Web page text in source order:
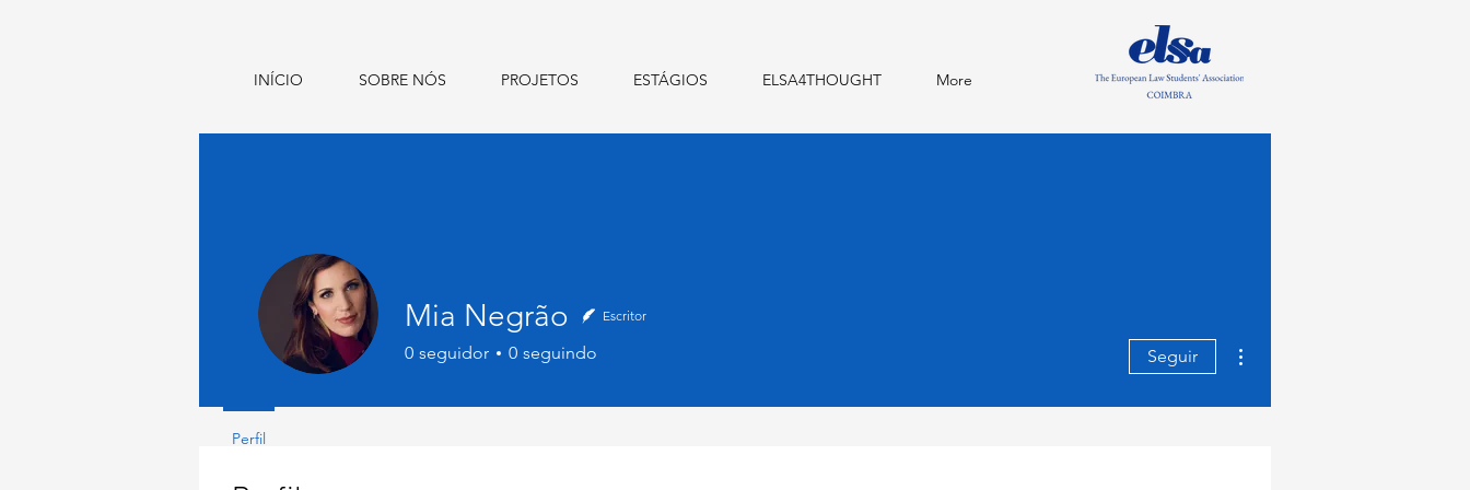
INÍCIO SOBRE NÓS PROJETOS ESTÁGIOS ELSA4THOUGHT More
Mia Negrão Escritor
0 seguidor 0 seguindo Seguir
Perfil